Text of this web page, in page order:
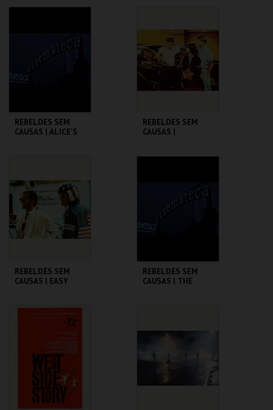
MAIS INFO MAIS INFO
COMPRAR
REBELDES SEM
CAUSAS | ALICE'S
MAIS INFO
COMPRAR
REBELDES SEM
CAUSAS |
MAIS INFO
REBELDES SEM
CAUSAS | EASY
CINEMATECA
COMPRAR
REBELDES SEM
CAUSAS | THE